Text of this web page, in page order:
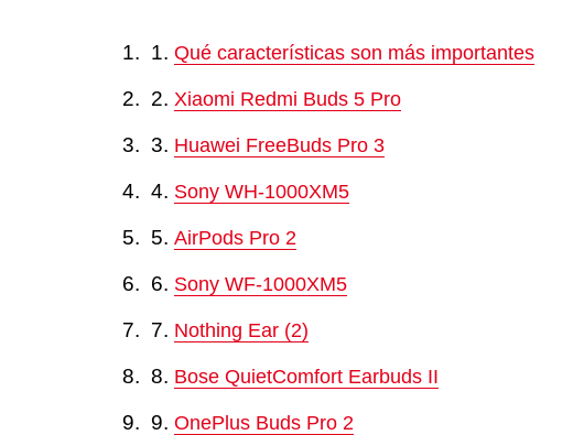
Qué características son más importantes
Xiaomi Redmi Buds 5 Pro
Huawei FreeBuds Pro 3
Sony WH-1000XM5
AirPods Pro 2
Sony WF-1000XM5
Nothing Ear (2)
Bose QuietComfort Earbuds II
OnePlus Buds Pro 2